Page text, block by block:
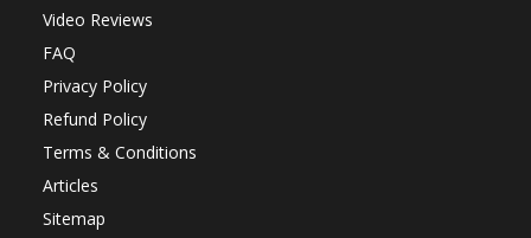
Video Reviews
FAQ
Privacy Policy
Refund Policy
Terms & Conditions
Articles
Sitemap